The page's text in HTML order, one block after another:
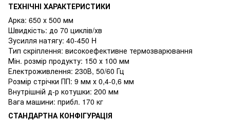
ТЕХНІЧНІ ХАРАКТЕРИСТИКИ
Арка: 650 х 500 мм
Швидкість: до 70 циклів/хв
Зусилля натягу: 40-450 H
Тип скріплення: високоефективне термозварювання
Мін. розмір продукту: 150 х 100 мм
Електроживлення: 230В, 50/60 Гц
Розмір стрічки ПП: 9 мм х 0,4-0,6 мм
Внутрішній д-р котушки: 200 мм
Вага машини: прибл. 170 кг
СТАНДАРТНА КОНФІГУРАЦІЯ